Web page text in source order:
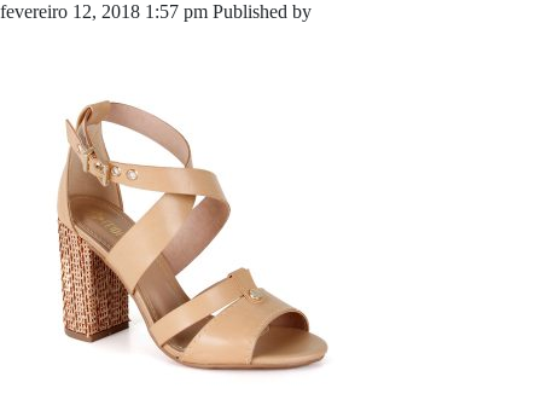
fevereiro 12, 2018 1:57 pm Published by